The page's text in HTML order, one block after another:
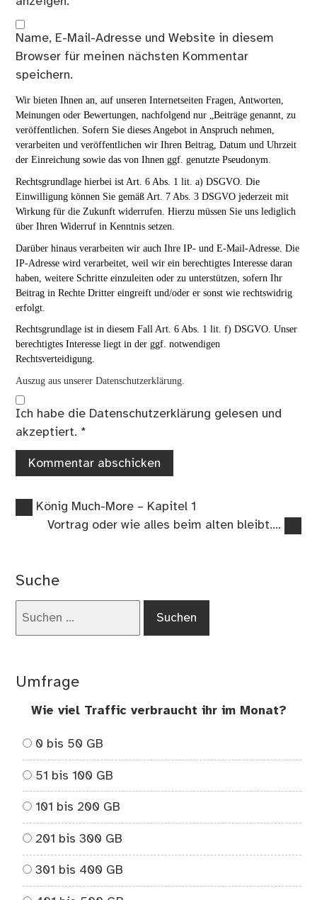
Name, E-Mail-Adresse und Website in diesem
Browser für meinen nächsten Kommentar
speichern.
Wir bieten Ihnen an, auf unseren Internetseiten Fragen, Antworten,
Meinungen oder Bewertungen, nachfolgend nur „Beiträge genannt, zu
veröffentlichen. Sofern Sie dieses Angebot in Anspruch nehmen,
verarbeiten und veröffentlichen wir Ihren Beitrag, Datum und Uhrzeit
der Einreichung sowie das von Ihnen ggf. genutzte Pseudonym.
Rechtsgrundlage hierbei ist Art. 6 Abs. 1 lit. a) DSGVO. Die
Einwilligung können Sie gemäß Art. 7 Abs. 3 DSGVO jederzeit mit
Wirkung für die Zukunft widerrufen. Hierzu müssen Sie uns lediglich
über Ihren Widerruf in Kenntnis setzen.
Darüber hinaus verarbeiten wir auch Ihre IP- und E-Mail-Adresse. Die
IP-Adresse wird verarbeitet, weil wir ein berechtigtes Interesse daran
haben, weitere Schritte einzuleiten oder zu unterstützen, sofern Ihr
Beitrag in Rechte Dritter eingreift und/oder er sonst wie rechtswidrig
erfolgt.
Rechtsgrundlage ist in diesem Fall Art. 6 Abs. 1 lit. f) DSGVO. Unser
berechtigtes Interesse liegt in der ggf. notwendigen
Rechtsverteidigung.
Auszug aus unserer Datenschutzerklärung.
Ich habe die Datenschutzerklärung gelesen und
akzeptiert. *
Beitragsnavigation
Vorheriger
Beitrag:
König Much-More – Kapitel 1
Nächster
Vortrag oder wie alles beim alten bleibt….
Suche
Umfrage
Wie viel Traffic verbraucht ihr im Monat?
0 bis 50 GB
51 bis 100 GB
101 bis 200 GB
201 bis 300 GB
301 bis 400 GB